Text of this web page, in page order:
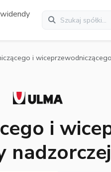
i
i
nadzorczej